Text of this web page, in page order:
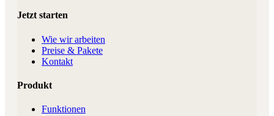
Jetzt starten
Wie wir arbeiten
Preise & Pakete
Kontakt
Produkt
Funktionen